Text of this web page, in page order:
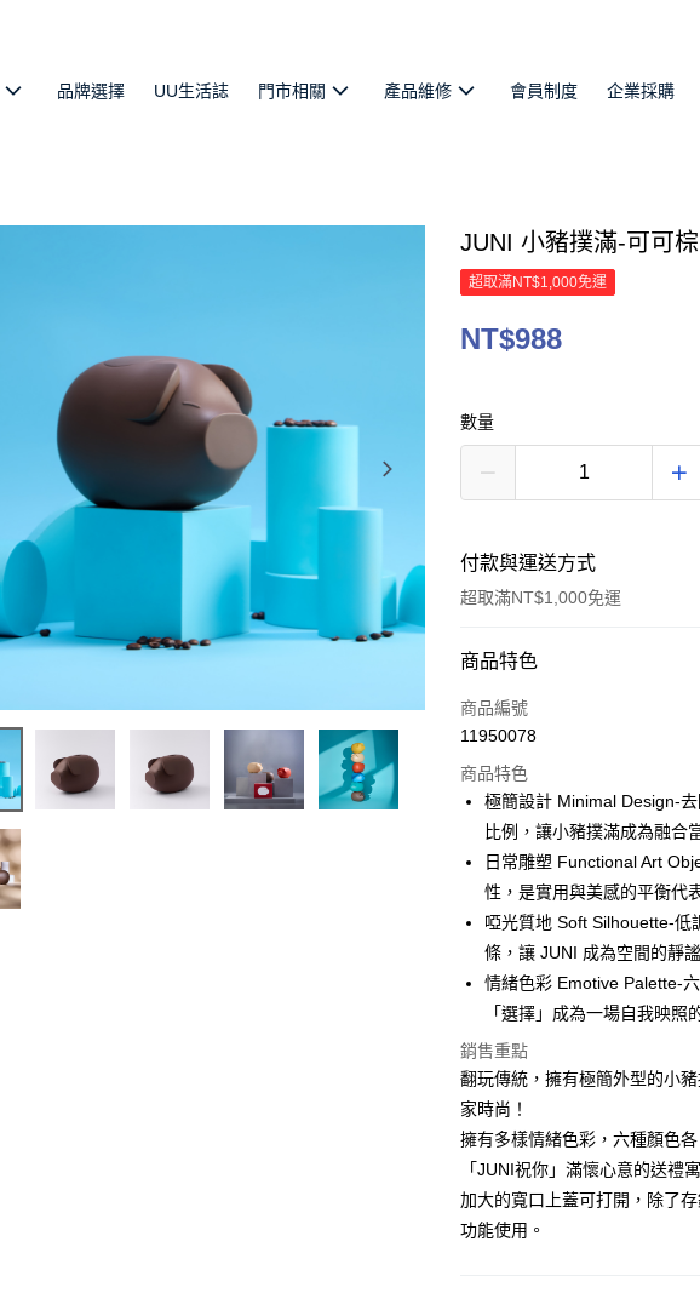
品牌選擇 UU生活誌 門市相關 產品維修 會員制度 企業採購
JUNI 小豬撲滿-可可棕
超取滿NT$1,000免運
NT$988
數量
付款與運送方式
超取滿NT$1,000免運
付款方式
信用卡一次付款
3 期 0 利率 每期
合作金庫商業銀行
華南商業銀行
國泰世華商業銀行
臺灣中小企業銀行
匯豐（台灣）商業銀行
聯邦商業銀行
元大商業銀行
台新國際商業銀行
台灣樂天信用卡公司
6 期 0 利率 每期NT$164
合作金庫商業銀行
華南商業銀行
上海商業儲蓄銀行
臺灣中小企業銀行
匯豐（台灣）商業銀行
聯邦商業銀行
元大商業銀行
台新國際商業銀行
台灣樂天信用卡公司
LINE Pay
Apple Pay
ATM付款
付款後全家取貨
每筆NT$80，滿NT$1,000(含以
付款後7-11取貨
每筆NT$80，滿NT$1,000(含
黑貓宅急便
商品特色
商品編號
11950078
商品特色
極簡設計 Minimal Design-
比例，讓小豬撲滿成為融合
日常雕塑 Functional Art
性，是實用與美感的平衡代
啞光質地 Soft Silhouette-低
條，讓 JUNI 成為空間的靜
情緒色彩 Emotive Palette-
「選擇」成為一場自我映照
銷售重點
翻玩傳統，擁有極簡外型的小
家時尚！
擁有多樣情緒色彩，六種顏色
「JUNI祝你」滿懷心意的送禮
加大的寬口上蓋可打開，除了
功能使用。